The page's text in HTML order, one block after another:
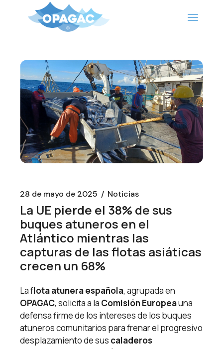
contenido
28 de mayo de 2025 Noticias
La UE pierde el 38% de sus
buques atuneros en el
Atlántico mientras las
capturas de las flotas asiáticas
crecen un 68%
La flota atunera española, agrupada en
OPAGAC, solicita a la Comisión Europeauna
defensa firme de los intereses de los buques
atuneros comunitarios para frenar el progresivo
desplazamiento de sus caladeros